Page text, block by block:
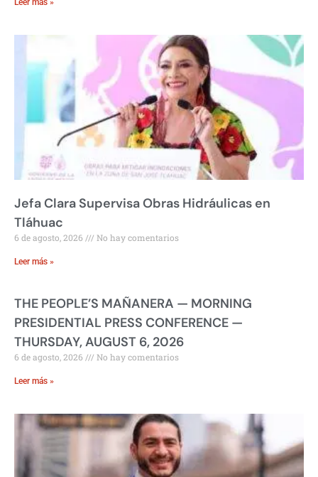
Leer más »
Jefa Clara Supervisa Obras Hidráulicas en
Tláhuac
6 de agosto, 2026 No hay comentarios
Leer más »
THE PEOPLE’S MAÑANERA — MORNING
PRESIDENTIAL PRESS CONFERENCE —
THURSDAY, AUGUST 6, 2026
6 de agosto, 2026 No hay comentarios
Leer más »